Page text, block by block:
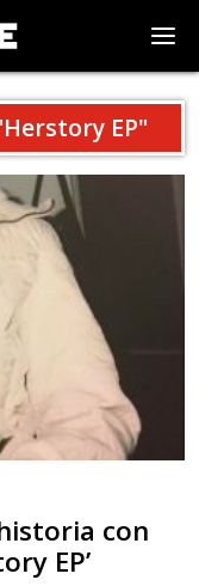
Herstory EP"
con
EP’